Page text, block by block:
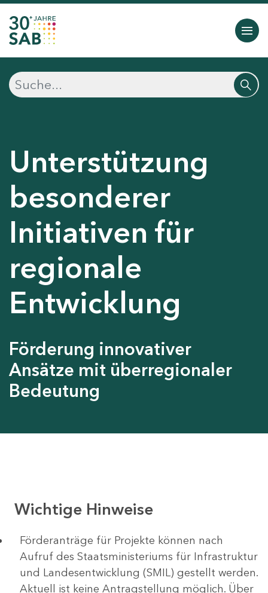
Unterstützung
besonderer
Initiativen für
regionale
Entwicklung
Förderung innovativer
Ansätze mit überregionaler
Bedeutung
Wichtige Hinweise
Förderanträge für Projekte können nach
Aufruf des Staatsministeriums für Infrastruktur
und Landesentwicklung (SMIL) gestellt werden.
Aktuell ist keine Antragstellung möglich. Über